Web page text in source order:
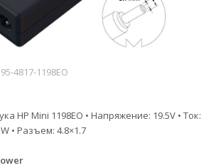
4817-1198EO
HP Mini 1198EO • Напряжение: 19.5V • Ток:
• Разъем: 4.8×1.7